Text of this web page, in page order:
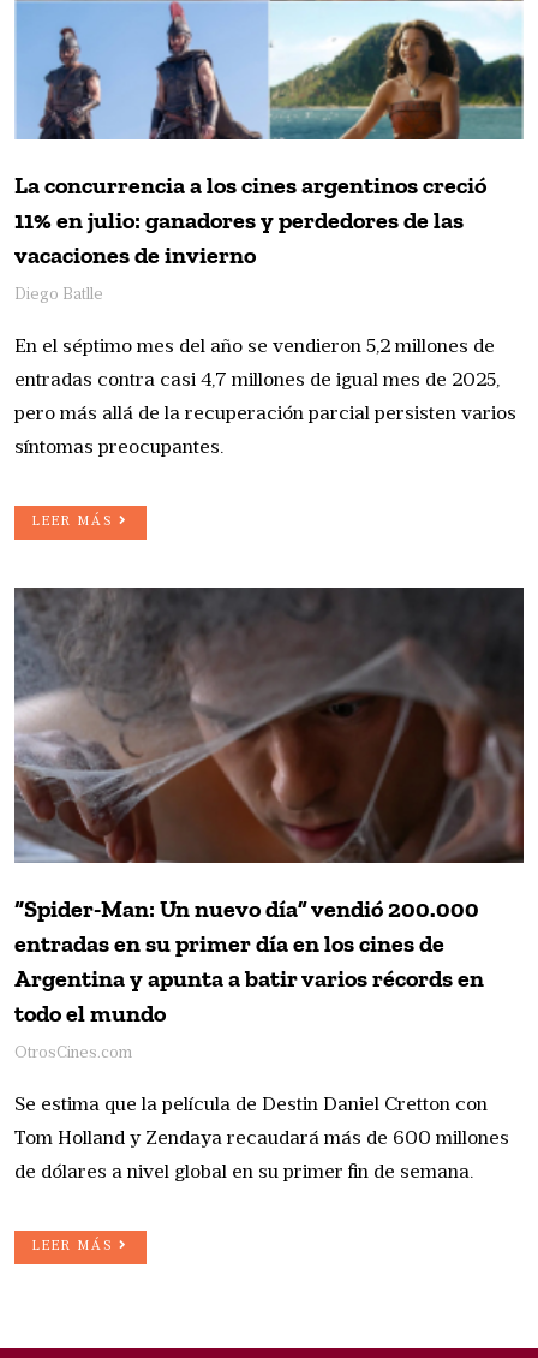
La concurrencia a los cines argentinos creció
11% en julio: ganadores y perdedores de las
vacaciones de invierno
Diego Batlle
En el séptimo mes del año se vendieron 5,2 millones de
entradas contra casi 4,7 millones de igual mes de 2025,
pero más allá de la recuperación parcial persisten varios
síntomas preocupantes.
LEER MÁS
“Spider-Man: Un nuevo día” vendió 200.000
entradas en su primer día en los cines de
Argentina y apunta a batir varios récords en
todo el mundo
OtrosCines.com
Se estima que la película de Destin Daniel Cretton con
Tom Holland y Zendaya recaudará más de 600 millones
de dólares a nivel global en su primer fin de semana.
LEER MÁS